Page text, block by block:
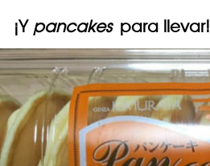
¡Y pancakes para llevar!